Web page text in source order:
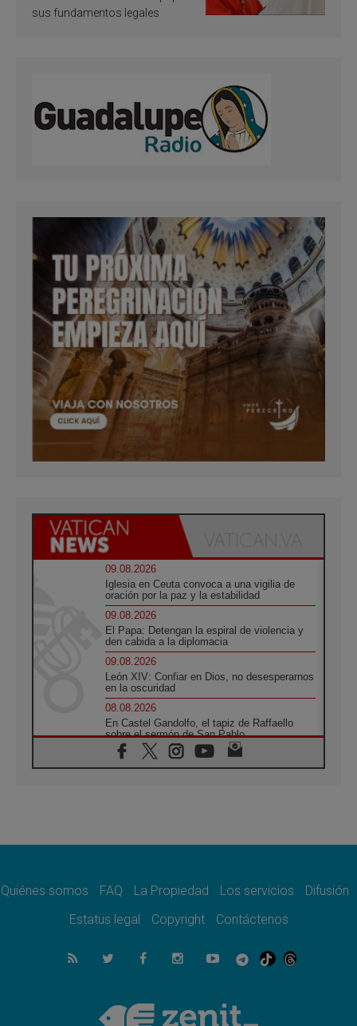
sus fundamentos legales
09.08.2026
Iglesia en Ceuta convoca a una vigilia de
oración por la paz y la estabilidad
09.08.2026
El Papa: Detengan la espiral de violencia y
den cabida a la diplomacia
09.08.2026
León XIV: Confiar en Dios, no desesperarnos
en la oscuridad
08.08.2026
En Castel Gandolfo, el tapiz de Raffaello
sobre el sermón de San Pablo
08.08.2026
En Colombia, «la paz no se compra con una
08.08.2026
08.08.2026
del Buen Consejo de Genazzano
Filipinas: el Vicariato Apostólico de Calapán
se convierte en diócesis
Honduras: Los desplazados invisibles de una
crisis olvidada
Quiénes somos FAQ La Propiedad Los servicios
Difusión
Estatus legal
Copyright Contáctenos